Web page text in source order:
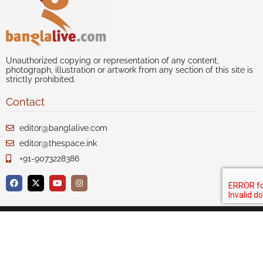
Unauthorized copying or representation of any content,
photograph, illustration or artwork from any section of this site is
strictly prohibited.
Contact
editor@banglalive.com
editor@thespace.ink
+91-9073228386